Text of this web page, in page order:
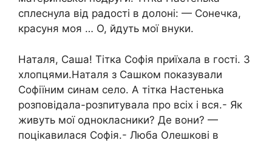
сплеснула від радості в долоні: — Сонечка,
красуня моя … О, йдуть мої внуки.
Наталя, Саша! Тітка Софія приїхала в гості. З
хлопцями.Наталя з Сашком показували
Софіїним синам село. А тітка Настенька
розповідала-розпитувала про всіх і вся.- Як
живуть мої однокласники? Де вони? —
поцікавилася Софія.- Люба Олешкові в